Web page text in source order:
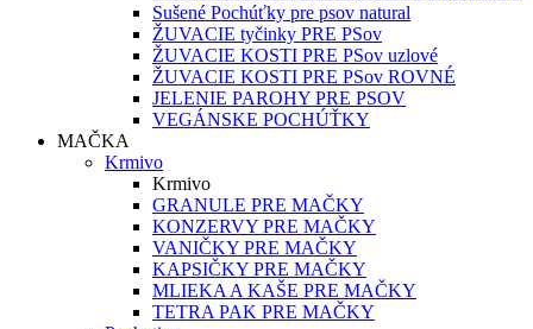
Sušené Pochúťky pre psov natural
ŽUVACIE tyčinky PRE PSov
ŽUVACIE KOSTI PRE PSov uzlové
ŽUVACIE KOSTI PRE PSov ROVNÉ
JELENIE PAROHY PRE PSOV
VEGÁNSKE POCHÚŤKY
MAČKA
Krmivo
Krmivo
GRANULE PRE MAČKY
KONZERVY PRE MAČKY
VANIČKY PRE MAČKY
KAPSIČKY PRE MAČKY
MLIEKA A KAŠE PRE MAČKY
TETRA PAK PRE MAČKY